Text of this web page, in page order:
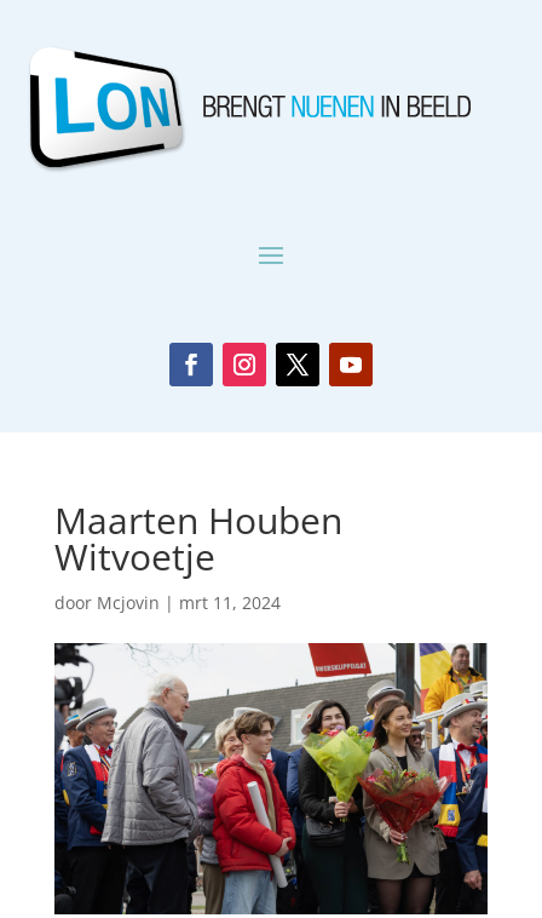
Maarten Houben
Witvoetje
door Mcjovin | mrt 11, 2024